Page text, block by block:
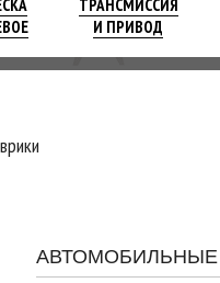
ТРАНСМИССИЯ
И ПРИВОД
АВТОМОБИЛЬНЫЕ